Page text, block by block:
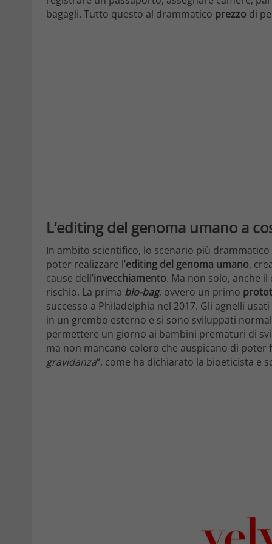
bagagli. Tutto questo al drammatico prezzo di
L’editing del genoma umano a
In ambito scientifico, lo scenario più
poter realizzare l’editing del genoma umano,
cause dell’invecchiamento. Ma non solo, anche
rischio. La prima bio-bag, ovvero un primo
successo a Philadelphia nel 2017. Gli agnelli
in un grembo esterno e si sono sviluppati
permettere un giorno ai bambini prematuri di
ma non mancano coloro che auspicano di poter
gravidanza“, come ha dichiarato la bioeticista e